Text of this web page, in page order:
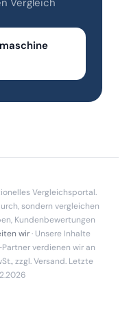
Vergleich
Vergleichsportal.
sondern vergleichen
Kundenbewertungen
wir· Unsere Inhalte
verdienen wir an
zzgl. Versand. Letzte